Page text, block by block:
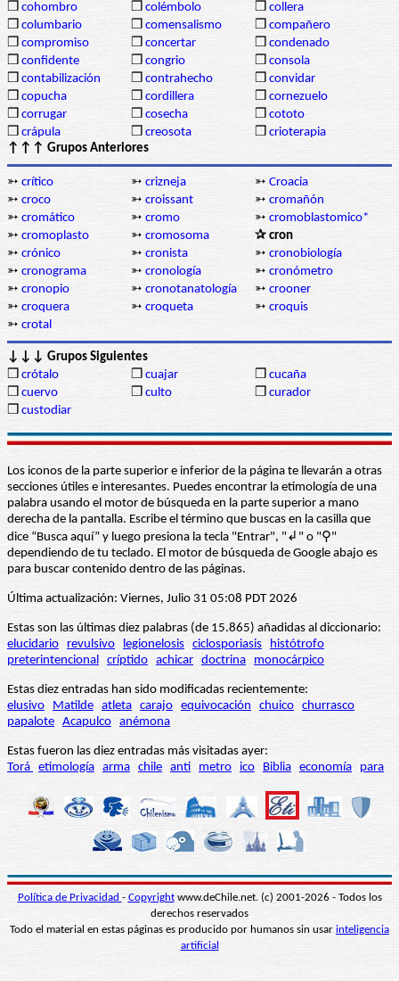
❒ cohombro ❒ colémbolo ❒ collera
❒ columbario ❒ comensalismo ❒ compañero
❒ compromiso ❒ concertar ❒ condenado
❒ confidente ❒ congrio ❒ consola
❒ contabilización ❒ contrahecho ❒ convidar
❒ copucha ❒ cordillera ❒ cornezuelo
❒ corrugar ❒ cosecha ❒ cototo
❒ crápula ❒ creosota ❒ crioterapia
↑↑↑ Grupos Anteriores
➳ crítico ➳ crizneja ➳ Croacia
➳ croco ➳ croissant ➳ cromañón
➳ cromático ➳ cromo ➳ cromoblastomico*
➳ cromoplasto ➳ cromosoma
✰ cron
➳ crónico ➳ cronista ➳ cronobiología
➳ cronograma ➳ cronología ➳ cronómetro
➳ cronopio ➳ cronotanatología ➳ crooner
➳ croquera ➳ croqueta ➳ croquis
➳ crotal
↓↓↓ Grupos Siguientes
❒ crótalo ❒ cuajar ❒ cucaña
❒ cuervo ❒ culto ❒ curador
❒ custodiar
Los iconos de la parte superior e inferior de la página te llevarán a otras
secciones útiles e interesantes. Puedes encontrar la etimología de una
palabra usando el motor de búsqueda en la parte superior a mano
derecha de la pantalla. Escribe el término que buscas en la casilla que
dice “Busca aquí” y luego presiona la tecla "Entrar", "↲" o "⚲"
dependiendo de tu teclado. El motor de búsqueda de Google abajo es
para buscar contenido dentro de las páginas.
Última actualización: Viernes, Julio 31 05:08 PDT 2026
Estas son las últimas diez palabras (de 15.865) añadidas al diccionario:
elucidario
revulsivo legionelosis ciclosporiasis
histótrofo
preterintencional críptido achicar doctrina monocárpico
Estas diez entradas han sido modificadas recientemente:
elusivo
Matilde atleta carajo equivocación chuico churrasco
papalote Acapulco anémona
Estas fueron las diez entradas más visitadas ayer:
Torá etimología arma chile anti metro ico Biblia economía para
Política de Privacidad - Copyrightwww.deChile.net. (c) 2001-2026 - Todos los
derechos reservados
Todo el material en estas páginas es producido por humanos sin usar inteligencia
artificial